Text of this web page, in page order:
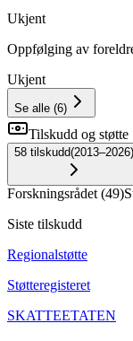
Ukjent
Oppfølging av
Ukjent
Se alle (6)
Tilskudd og støtte
58 tilskudd(2013–2026)
Forskningsrådet (49)
Siste tilskudd
Regionalstøtte
Støtteregisteret
SKATTEETATEN